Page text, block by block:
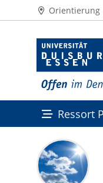
Orientierung
Ressort